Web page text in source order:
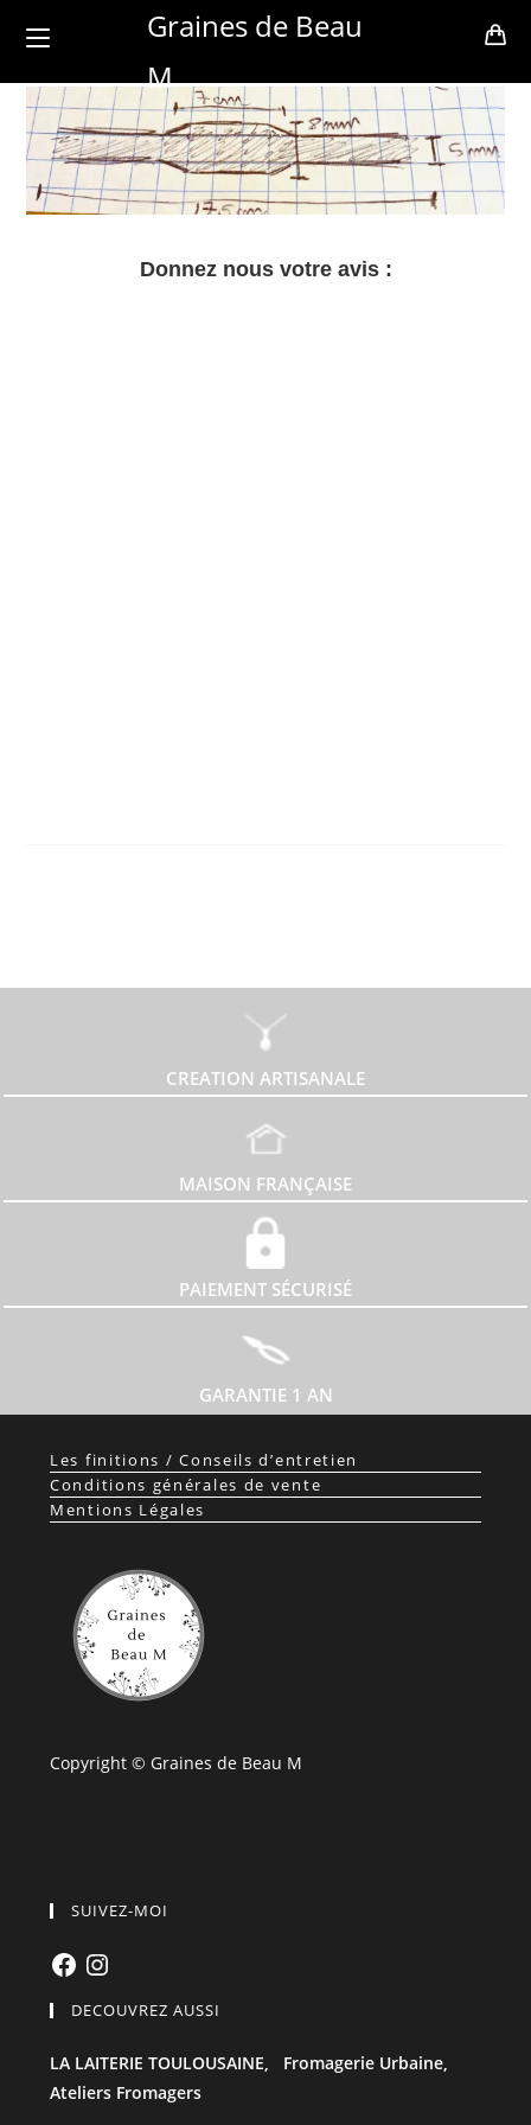
Graines de Beau
M
Donnez nous votre avis :
CREATION ARTISANALE
MAISON FRANÇAISE
PAIEMENT SÉCURISÉ
GARANTIE 1 AN
Les finitions / Conseils d’entretien
Conditions générales de vente
Mentions Légales
Copyright © Graines de Beau M
SUIVEZ-MOI
FacebookInstagram
DECOUVREZ AUSSI
LA LAITERIE TOULOUSAINE,
Fromagerie Urbaine,
Ateliers Fromagers